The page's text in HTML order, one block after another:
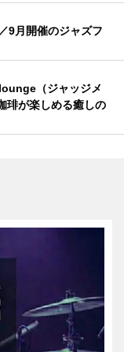
9月開催のジャズフ
（ジャッジメ
琲が楽しめる癒しの